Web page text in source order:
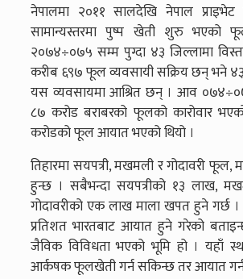
नेपालमा २०११ सालदेखि नेपाल प्राइभेट
सामान्यस्तरमा पुष्प खेती शुरु भएको
२०७४÷०७५ सम्म पुग्दा ४३ जिल्लामा
करीब ६९७ फूल व्यवसायी सक्रिय छन् भने
यस व्यवसायमा आश्रित छन् । आव
८७ करोड बराबरको फूलको कारोवार
करोडको फूल आयात भएको थियो ।
तिहारमा सयपत्री, मखमली र गोदावरी फूल,
हुन्छ । सबैभन्दा सयपत्रीको १३ लाख,
गोदावरीको एक लाख माला खपत हुने गर्छ
प्रतिशत भारतबाट आयात हुने गरेको
जैविक विविधता भएको भूमि हो । यहाँ
आर्कषक फूलखेती गर्न सकिन्छ तर आयात गर्न